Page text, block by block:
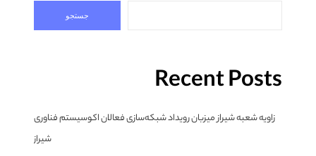
جستجو
Recent Posts
زاویه شعبه شیراز میزبان رویداد شبکه‌سازی فعالان اکوسیستم فناوری
شیراز